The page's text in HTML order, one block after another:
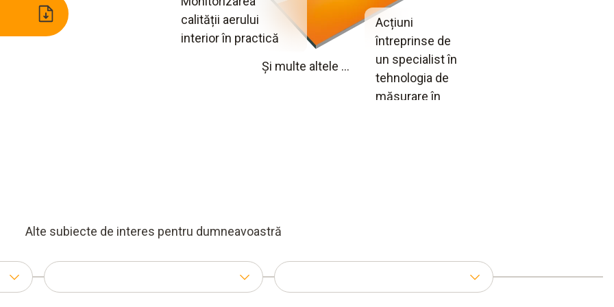
calității aerului
interior în practică
Acțiuni
întreprinse de
un specialist în
tehnologia de
măsurare în
Și multe altele ...
Alte subiecte de interes pentru dumneavoastră